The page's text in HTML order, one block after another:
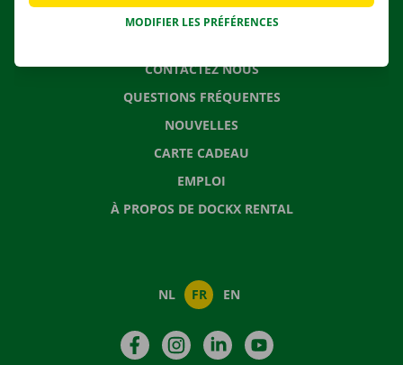
CONTACTEZ NOUS
QUESTIONS FRÉQUENTES
NOUVELLES
CARTE CADEAU
EMPLOI
À PROPOS DE DOCKX RENTAL
NL FR EN
FacebookInstagramLinkedIn
MODIFIER LES PRÉFÉRENCES